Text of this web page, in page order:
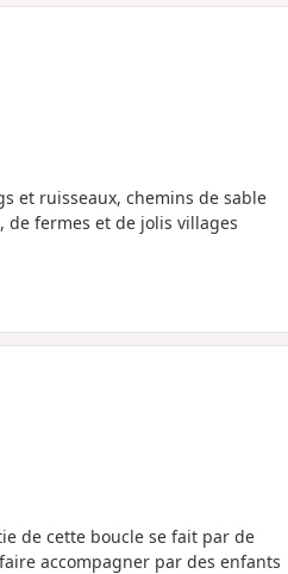
et ruisseaux, chemins de sable
de fermes et de jolis villages
de cette boucle se fait par de
accompagner par des enfants